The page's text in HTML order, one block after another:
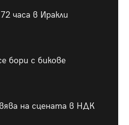
часа в Иракли
бори с бикове
на сцената в НДК